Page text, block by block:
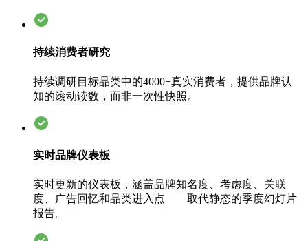
持续消费者研究
持续调研目标品类中的4000+真实消费者，提供品牌认
知的滚动读数，而非一次性快照。
实时品牌仪表板
实时更新的仪表板，涵盖品牌知名度、考虑度、关联
度、广告回忆和品类进入点——取代静态的季度幻灯片
报告。